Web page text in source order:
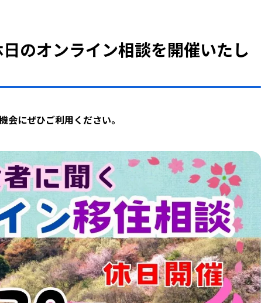
のオンライン相談を開催いたし
にぜひご利用ください。